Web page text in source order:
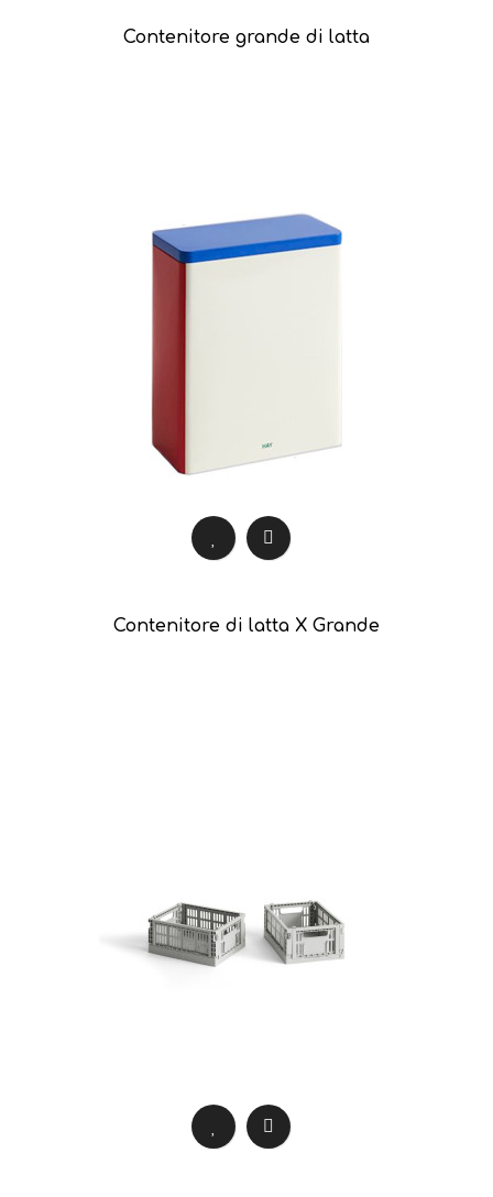
Contenitore grande di latta
Contenitore di latta X Grande